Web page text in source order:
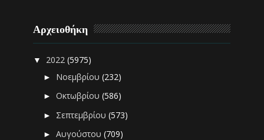
Αρχειοθήκη
▼ 2022(5975)
► Νοεμβρίου(232)
►Οκτωβρίου(586)
► Σεπτεμβρίου(573)
►Αυγούστου(709)